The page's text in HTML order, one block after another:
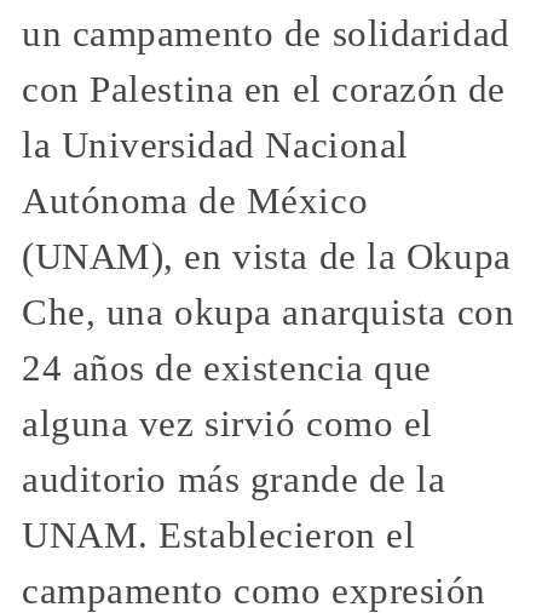
un campamento de solidaridad
con Palestina en el corazón de
la Universidad Nacional
Autónoma de México
(UNAM), en vista de la Okupa
Che, una okupa anarquista con
24 años de existencia que
alguna vez sirvió como el
auditorio más grande de la
UNAM. Establecieron el
campamento como expresión